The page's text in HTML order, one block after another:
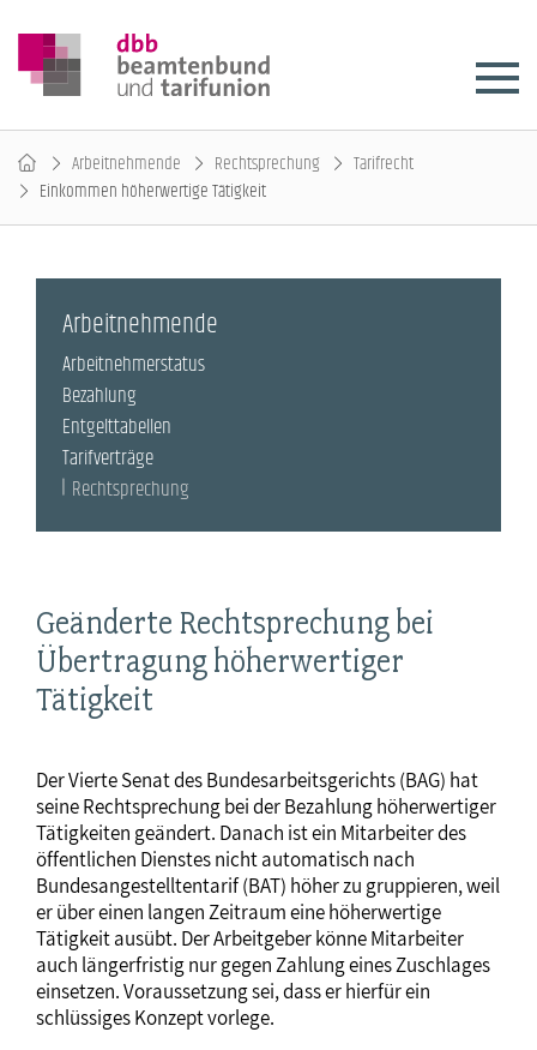
Arbeitnehmende Rechtsprechung
Tarifrecht
Einkommen höherwertige Tätigkeit
Geänderte Rechtsprechung bei
Übertragung höherwertiger
Tätigkeit
Der Vierte Senat des Bundesarbeitsgerichts (BAG) hat
seine Rechtsprechung bei der Bezahlung höherwertiger
Tätigkeiten geändert. Danach ist ein Mitarbeiter des
öffentlichen Dienstes nicht automatisch nach
Bundesangestelltentarif (BAT) höher zu gruppieren, weil
er über einen langen Zeitraum eine höherwertige
Tätigkeit ausübt. Der Arbeitgeber könne Mitarbeiter
auch längerfristig nur gegen Zahlung eines Zuschlages
einsetzen. Voraussetzung sei, dass er hierfür ein
schlüssiges Konzept vorlege.
Arbeitnehmende
Arbeitnehmerstatus
Bezahlung
Entgelttabellen
Tarifverträge
Rechtsprechung